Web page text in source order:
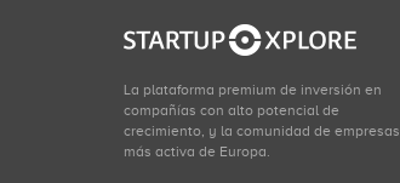
La plataforma premium de inversión en
compañías con alto potencial de
crecimiento, y la comunidad de empresas
más activa de Europa.